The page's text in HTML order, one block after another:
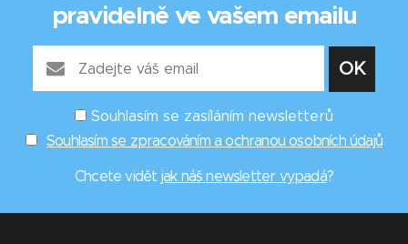
pravidelně ve vašem emailu
Souhlasím se zasíláním newsletterů
Souhlasím se zpracováním a ochranou osobních údajů
Chcete vidět jak náš newsletter vypadá?